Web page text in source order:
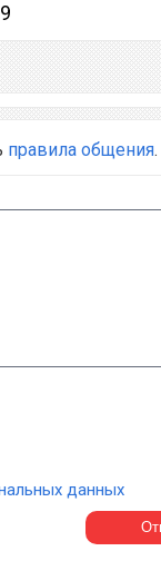
9
правила общения.
данных